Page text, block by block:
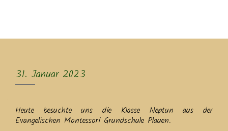
31. Januar 2023
Heute besuchte uns die Klasse Neptun aus der
Evangelischen Montessori Grundschule Plauen.